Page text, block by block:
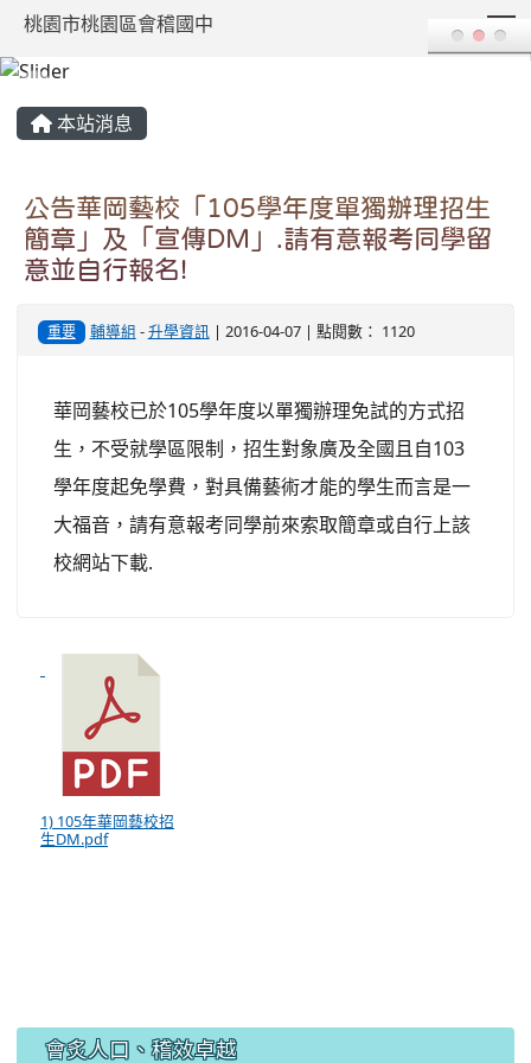
桃園市桃園區會稽國中
本站消息
公告華岡藝校「105學年度單獨辦理招生
簡章」及「宣傳DM」.請有意報考同學留
意並自行報名!
重要 輔導組 -升學資訊| 2016-04-07 | 點閱數： 1120
華岡藝校已於105學年度以單獨辦理免試的方式招
生，不受就學區限制，招生對象廣及全國且自103
學年度起免學費，對具備藝術才能的學生而言是一
大福音，請有意報考同學前來索取簡章或自行上該
校網站下載.
1) 105年華岡藝校招
生DM.pdf
會炙人口、稽效卓越